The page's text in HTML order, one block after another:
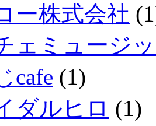
ー株式会社
ェミュージ
cafe (1)
ダルヒロ (1)